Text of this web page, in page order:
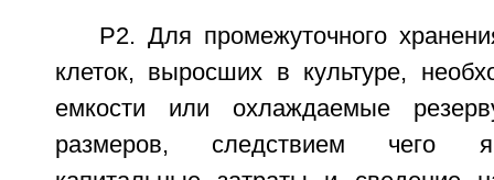
Р2. Для промежуточного
клеток, выросших в культуре,
емкости или охлаждаемые
размеров, следствием чего